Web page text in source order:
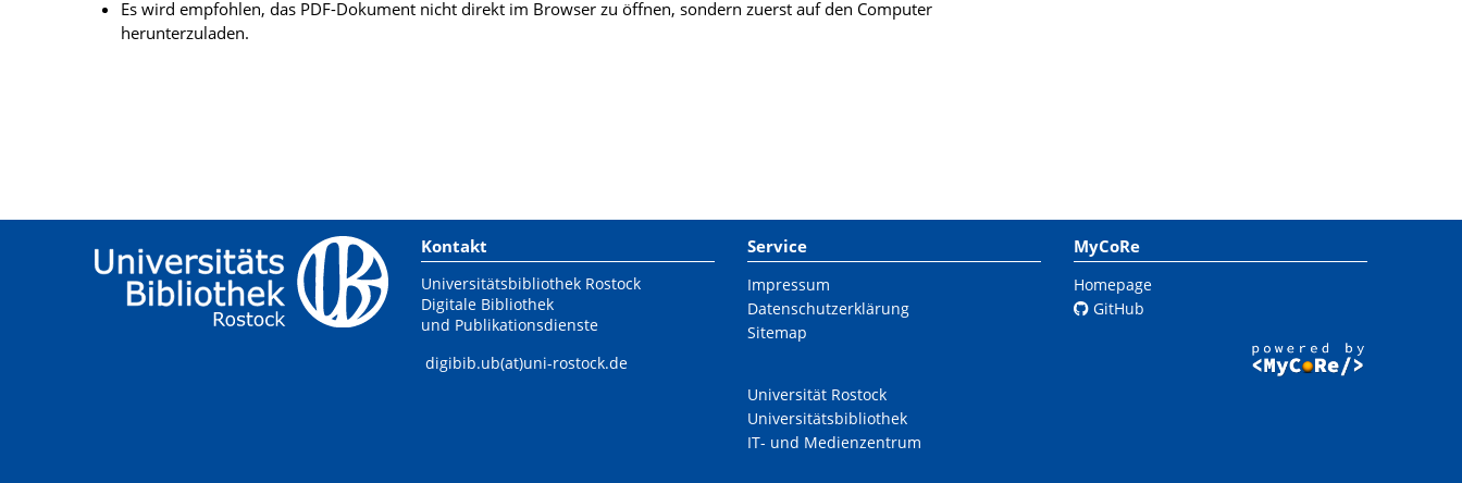
Es wird empfohlen, das PDF-Dokument nicht direkt im Browser zu öffnen, sondern zuerst auf den Computer
herunterzuladen.
Kontakt
Universitätsbibliothek Rostock
Digitale Bibliothek
und Publikationsdienste
digibib.ub(at)uni-rostock.de
Service
Impressum
Datenschutzerklärung
Sitemap
Universität Rostock
Universitätsbibliothek
IT- und Medienzentrum
MyCoRe
Homepage
GitHub